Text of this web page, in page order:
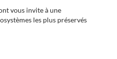
vous invite à une
les plus préservés